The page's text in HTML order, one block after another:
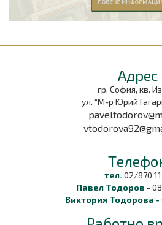
Aдрес
гр. София, кв.
ул. “М-р Юрий
тел. 02/870 11
Павел Тодоров -
Виктория Тодорова -